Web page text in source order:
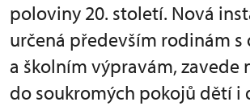
poloviny 20. století. Nová
určená především rodinám s
a školním výpravám, zavede
do soukromých pokojů dětí i